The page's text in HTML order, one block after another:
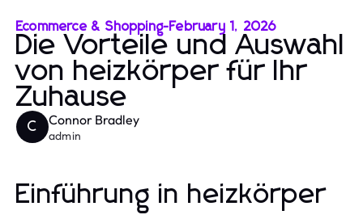
Ecommerce & Shopping-February 1, 2026
Die Vorteile und Auswahl
von heizkörper für Ihr
Zuhause
C Connor Bradley
admin
Einführung in heizkörper